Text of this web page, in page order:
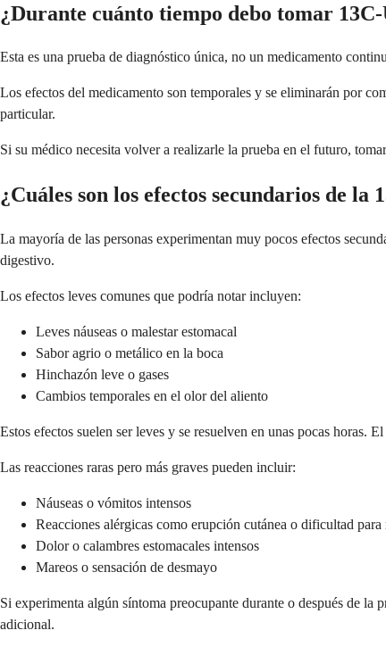
¿Durante cuánto tiempo debo tomar
Esta es una prueba de diagnóstico única, no un medicamento
Los efectos del medicamento son temporales y se eliminarán por
particular.
Si su médico necesita volver a realizarle la prueba en el futuro,
¿Cuáles son los efectos secundarios de
La mayoría de las personas experimentan muy pocos efectos
digestivo.
Los efectos leves comunes que podría notar incluyen:
Leves náuseas o malestar estomacal
Sabor agrio o metálico en la boca
Hinchazón leve o gases
Cambios temporales en el olor del aliento
Estos efectos suelen ser leves y se resuelven en unas pocas horas.
Las reacciones raras pero más graves pueden incluir:
Náuseas o vómitos intensos
Reacciones alérgicas como erupción cutánea o dificultad para
Dolor o calambres estomacales intensos
Mareos o sensación de desmayo
Si experimenta algún síntoma preocupante durante o después de
adicional.